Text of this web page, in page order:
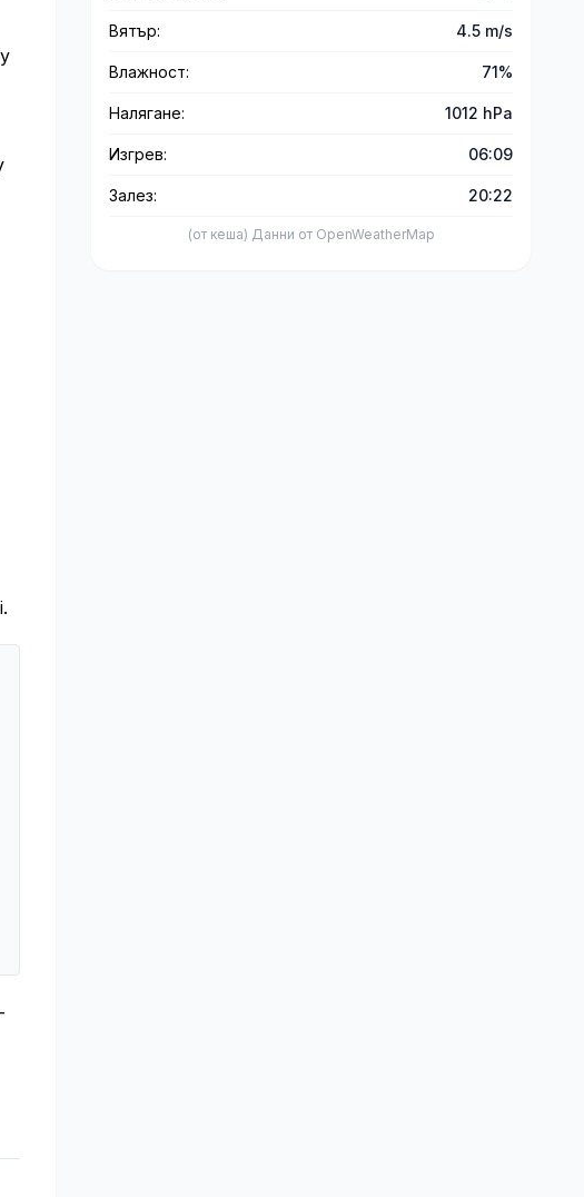
Вятър: 4.5 m/s
Влажност: 71%
Налягане: 1012 hPa
Изгрев: 06:09
Залез: 20:22
(от кеша) Данни от OpenWeatherMap